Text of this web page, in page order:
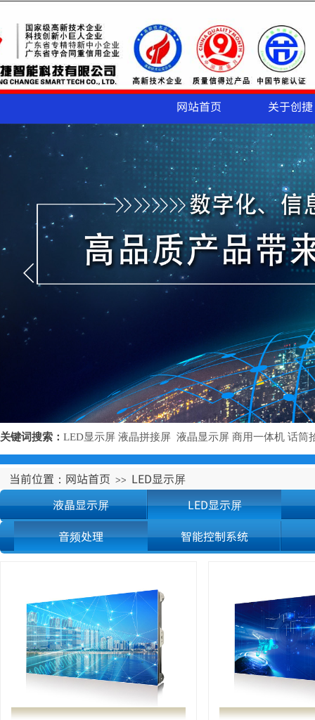
网站首页 关于创捷
关键词搜索： LED显示屏 液晶拼接屏 液晶显示屏 商用一体机 话筒
当前位置： 网站首页 >> LED显示屏
液晶显示屏
LED显示屏
音频处理
智能控制系统